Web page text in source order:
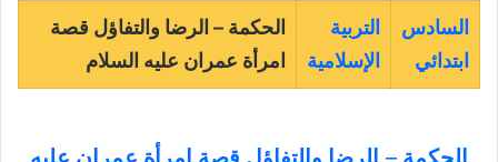
السادس
ابتدائي
التربية
الإسلامية
الحكمة – الرضا والتفاؤل قصة
امرأة عمران عليه السلام